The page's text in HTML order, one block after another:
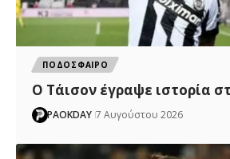
ΠΟΔΟΣΦΑΙΡΟ
Ο Τάισον έγραψε ιστορία
PAOKDAY 7 Αυγούστου 2026